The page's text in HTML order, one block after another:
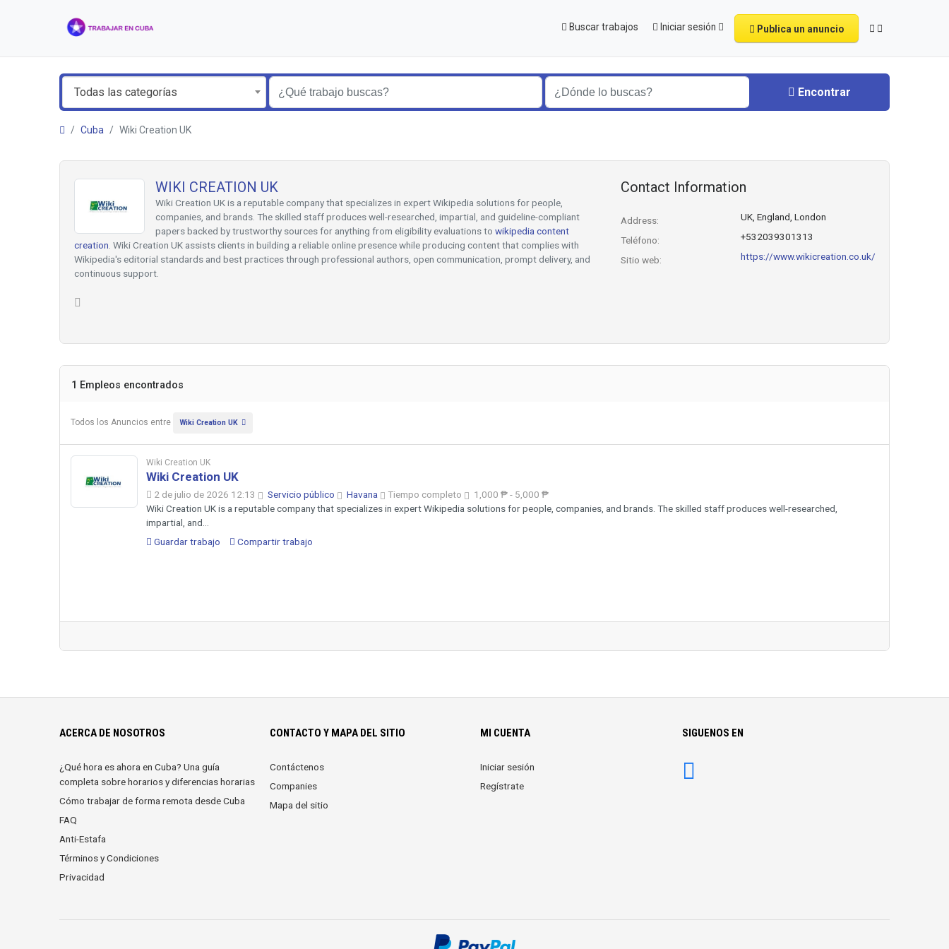
Buscar trabajos Iniciar sesión Publica un anuncio
Todas las categorías Encontrar
Cuba Wiki Creation UK
WIKI CREATION UK
Wiki Creation UK is a reputable company that specializes in expert Wikipedia solutions for people,
companies, and brands. The skilled staff produces well-researched, impartial, and guideline-compliant
papers backed by trustworthy sources for anything from eligibility evaluations to wikipedia content
creation . Wiki Creation UK assists clients in building a reliable online presence while producing content that complies with
Wikipedia's editorial standards and best practices through professional authors, open communication, prompt delivery, and
continuous support.
Contact Information
Address: UK, England, London
Teléfono: +532039301313
Sitio web: https://www.wikicreation.co.uk/
1 Empleos encontrados
Todos los Anuncios entre Wiki Creation UK
Wiki Creation UK
Wiki Creation UK
2 de julio de 2026 12:13 Servicio público Havana Tiempo completo
1,000 ₱ - 5,000 ₱
Wiki Creation UK is a reputable company that specializes in expert Wikipedia solutions for people, companies, and brands. The skilled staff produces well-researched,
impartial, and...
Guardar trabajo
Compartir trabajo
ACERCA DE NOSOTROS
¿Qué hora es ahora en Cuba? Una guía
completa sobre horarios y diferencias horarias
Cómo trabajar de forma remota desde Cuba
FAQ
Anti-Estafa
Términos y Condiciones
Privacidad
CONTACTO Y MAPA DEL SITIO
Contáctenos
Companies
Mapa del sitio
MI CUENTA
Iniciar sesión
Regístrate
SIGUENOS EN